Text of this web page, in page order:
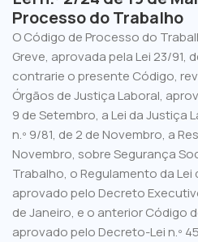
Processo do Trabalho
O Código de Processo do
Greve, aprovada pela Lei 23/91,
contrarie o presente Código,
Órgãos de Justiça Laboral,
9 de Setembro, a Lei da Justiça
n.º 9/81, de 2 de Novembro, a
Novembro, sobre Segurança
Trabalho, o Regulamento da Lei
aprovado pelo Decreto
de Janeiro, e o anterior Código
aprovado pelo Decreto-Lei n.º